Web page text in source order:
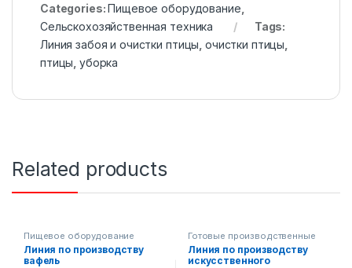
Categories:Пищевое оборудование
Сельскохозяйственная техника
Tags:
Линия забоя и очистки птицы очистки птицы
птицы ,уборка
Related products
Пищевое оборудование
Линия по производству
вафель
Готовые производственные
линии Пищевое
оборудование
Линия по производству
искусственного